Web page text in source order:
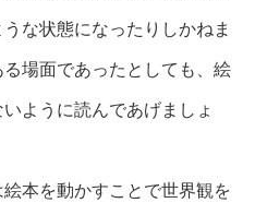
な状態になったりしかねま
場面であったとしても、絵
ように読んであげましょ
本を動かすことで世界観を